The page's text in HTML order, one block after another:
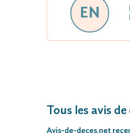
EN
Tous les avis
Avis-de-deces.net